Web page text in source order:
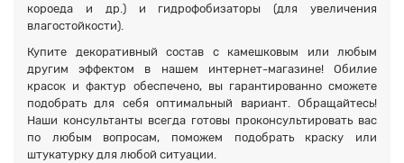
короеда и др.) и гидрофобизаторы (для увеличения
влагостойкости).
Купите декоративный состав с камешковым или любым
другим эффектом в нашем интернет-магазине! Обилие
красок и фактур обеспечено, вы гарантированно сможете
подобрать для себя оптимальный вариант. Обращайтесь!
Наши консультанты всегда готовы проконсультировать вас
по любым вопросам, поможем подобрать краску или
штукатурку для любой ситуации.